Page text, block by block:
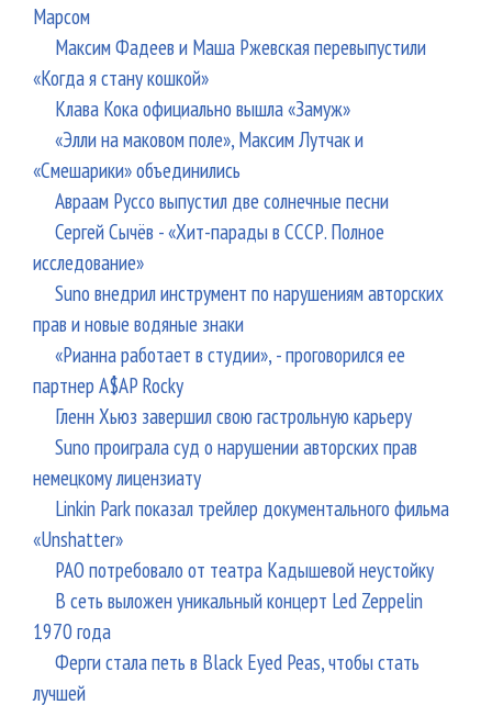
Марсом
Максим Фадеев и Маша Ржевская перевыпустили
«Когда я стану кошкой»
Клава Кока официально вышла «Замуж»
«Элли на маковом поле», Максим Лутчак и
«Смешарики» объединились
Авраам Руссо выпустил две солнечные песни
Сергей Сычёв - «Хит-парады в СССР. Полное
исследование»
Suno внедрил инструмент по нарушениям авторских
прав и новые водяные знаки
«Рианна работает в студии», - проговорился ее
партнер A$AP Rocky
Гленн Хьюз завершил свою гастрольную карьеру
Suno проиграла суд о нарушении авторских прав
немецкому лицензиату
Linkin Park показал трейлер документального фильма
«Unshatter»
РАО потребовало от театра Кадышевой неустойку
В сеть выложен уникальный концерт Led Zeppelin
1970 года
Ферги стала петь в Black Eyed Peas, чтобы стать
лучшей